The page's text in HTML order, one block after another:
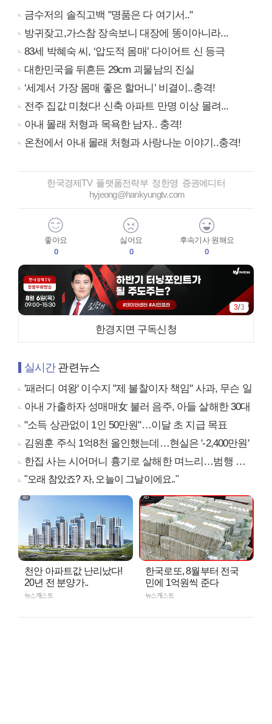
금수저의 솔직고백 "명품은 다 여기서.."
방귀잦고,가스참 장속보니 대장에 똥이아니라...
83세 박혜숙 씨, ‘압도적 몸매’ 다이어트 신 등극
대한민국을 뒤흔든 29cm 괴물남의 진실
‘세계서 가장 몸매 좋은 할머니’ 비결이..충격!
전주 집값 미쳤다! 신축 아파트 만명 이상 몰려...
아내 몰래 처형과 목욕한 남자.. 충격!
온천에서 아내 몰래 처형과 사랑나눈 이야기..충격!
한국경제TV 플랫폼전략부 정한영 증권에디터
hyjeong@hankyungtv.com
좋아요
0
싫어요
0
후속기사 원해요
0
3/3
한경지면 구독신청
실시간관련뉴스
'패러디 여왕' 이수지 "제 불찰이자 책임" 사과, 무슨 일
아내 가출하자 성매매女 불러 음주, 아들 살해한 30대
"소득 상관없이 1인 50만원"…이달 초 지급 목표
김원훈 주식 1억8천 올인했는데…현실은 '-2,400만원'
한집 사는 시어머니 흉기로 살해한 며느리…범행 동기는
"오래 참았죠? 자, 오늘이 그날이에요.."
천안 아파트값 난리났다!
20년 전 분양가..
뉴스캐스트
한국로또, 8월부터 전국
민에 1억원씩 준다
뉴스캐스트